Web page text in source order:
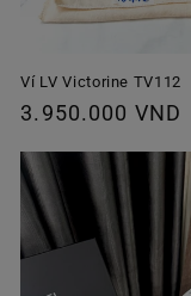
Ví LV Victorine TV112
Giá
thường
3.950.000 VND